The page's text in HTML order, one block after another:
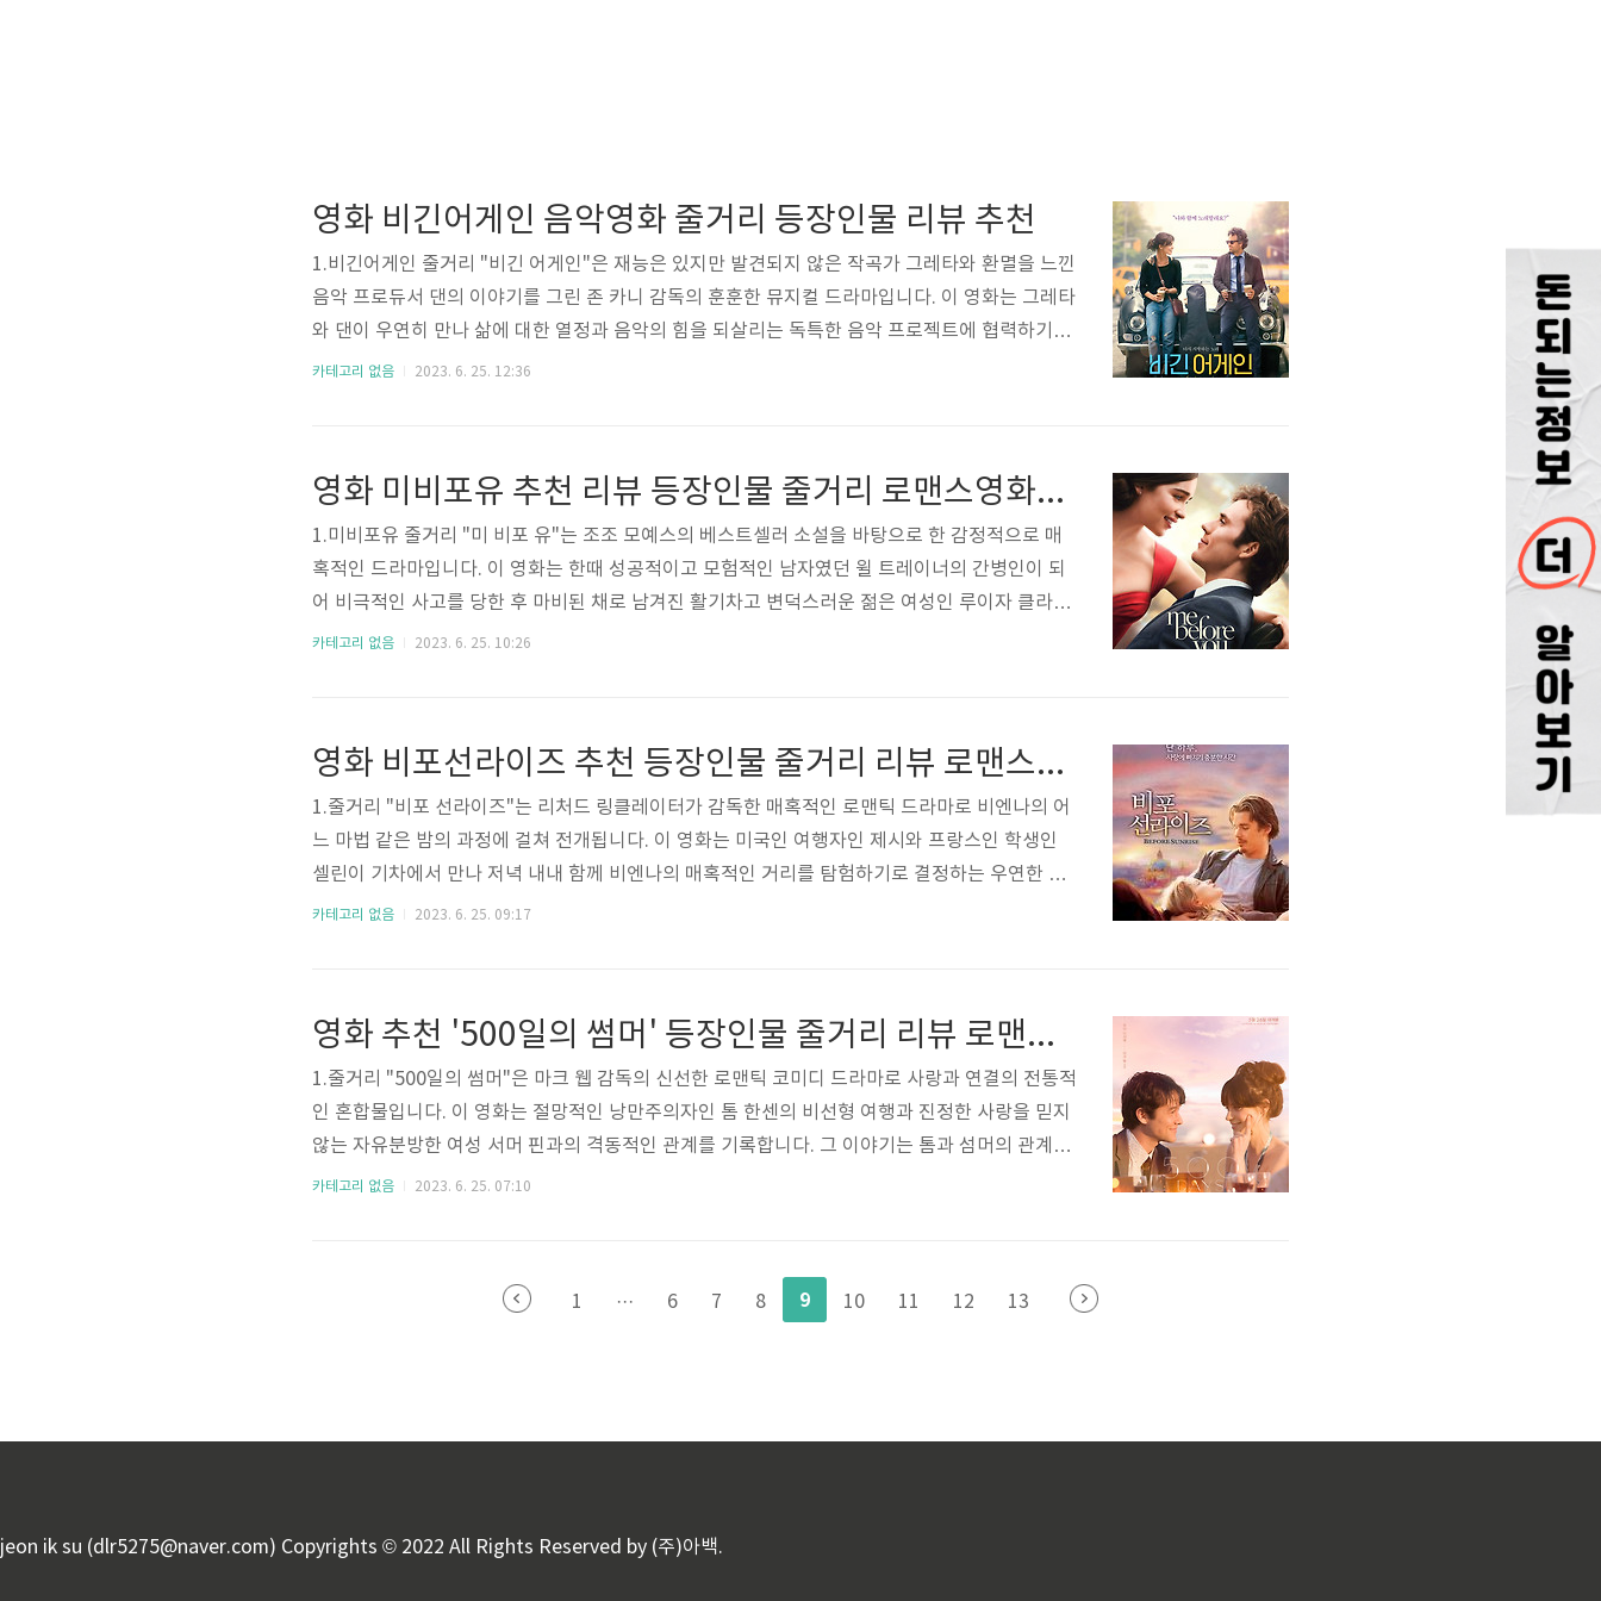
영화 비긴어게인 음악영화 줄거리 등장인물 리뷰 추천
1.비긴어게인 줄거리 "비긴 어게인"은 재능은 있지만 발견되지 않은 작곡가 그레타와 환멸을 느낀
음악 프로듀서 댄의 이야기를 그린 존 카니 감독의 훈훈한 뮤지컬 드라마입니다. 이 영화는 그레타
와 댄이 우연히 만나 삶에 대한 열정과 음악의 힘을 되살리는 독특한 음악 프로젝트에 협력하기로
결정하면서 우리를 변화의 여정으로 안내합니다. 줄거리는 뉴욕시를 배경으로 전개되는데, 그레
그레타와 댄은 함께 음악 여행을 떠나 도시 곳곳의 파격적..
카테고리 없음 2023. 6. 25. 12:36
영화 미비포유 추천 리뷰 등장인물 줄거리 로맨스영화추천
1.미비포유 줄거리 "미 비포 유"는 조조 모예스의 베스트셀러 소설을 바탕으로 한 감정적으로 매
혹적인 드라마입니다. 이 영화는 한때 성공적이고 모험적인 남자였던 윌 트레이너의 간병인이 되
어 비극적인 사고를 당한 후 마비된 채로 남겨진 활기차고 변덕스러운 젊은 여성인 루이자 클라크
의 가슴 아픈 이야기를 들려줍니다. 루이자가 새로운 역할을 맡게 되면서, 그녀는 윌이 삶에 대한
형성됩니다. 영화 내내, 루이자의 전염성 있는 낙관..
카테고리 없음 2023. 6. 25. 10:26
영화 비포선라이즈 추천 등장인물 줄거리 리뷰 로맨스영화추천
1.줄거리 "비포 선라이즈"는 리처드 링클레이터가 감독한 매혹적인 로맨틱 드라마로 비엔나의 어
느 마법 같은 밤의 과정에 걸쳐 전개됩니다. 이 영화는 미국인 여행자인 제시와 프랑스인 학생인
셀린이 기차에서 만나 저녁 내내 함께 비엔나의 매혹적인 거리를 탐험하기로 결정하는 우연한 만
남을 따라갑니다. 제시와 셀린이 자발적인 모험을 시작하면서, 그들의 대화는 사랑, 삶, 그리고 실
제시와 셀린은 밤새 비엔나 거리를 돌아다니며 시적이고 ..
카테고리 없음 2023. 6. 25. 09:17
영화 추천 '500일의 썸머' 등장인물 줄거리 리뷰 로맨스영화추천
1.줄거리 "500일의 썸머"은 마크 웹 감독의 신선한 로맨틱 코미디 드라마로 사랑과 연결의 전통적
인 혼합물입니다. 이 영화는 절망적인 낭만주의자인 톰 한센의 비선형 여행과 진정한 사랑을 믿지
않는 자유분방한 여성 서머 핀과의 격동적인 관계를 기록합니다. 그 이야기는 톰과 섬머의 관계의
다른 순간들 사이를 왔다 갔다 하면서 500일에 걸쳐 전개됩니다. 우리는 높은 곳과 낮은 곳, 웃음
지고 있는 것은 아니라는 아픈 현실과 씨름합니다. 일련의 스케치를 통해, 이 영화는 인간의 열정,
낭만적인 이상주의의 환상, 그리고 톤 ..
카테고리 없음 2023. 6. 25. 07:10
1 ··· 6 7 8 9 10 11 12 13
jeon ik su (dlr5275@naver.com) Copyrights © 2022 All Rights Reserved by (주)아백.